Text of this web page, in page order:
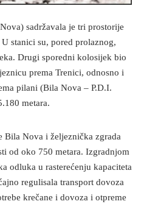
sadržavala je tri prostorije
stanici su, pored prolaznog,
Drugi sporedni kolosijek bio
prema Trenici, odnosno i
pilani (Bila Nova – P.D.I.
metara.
Bila Nova i željeznička zgrada
od oko 750 metara. Izgradnjom
odluka u rasterećenju kapaciteta
regulisala transport dovoza
krečane i dovoza i otpreme